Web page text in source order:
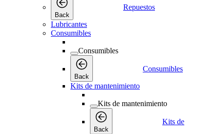
Back
Repuestos
Lubricantes
Consumibles
Consumibles
Back
Consumibles
Kits de mantenimiento
Kits de mantenimiento
Back
Kits de